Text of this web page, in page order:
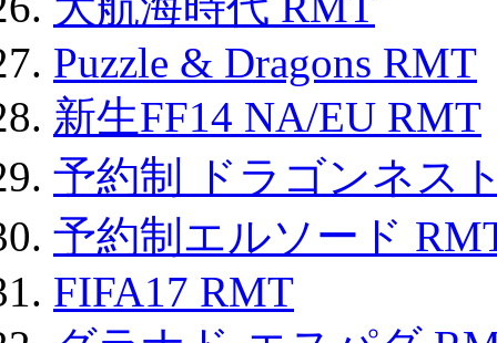
Puzzle & Dragons RMT
新生FF14 NA/EU RMT
予約制 ドラゴンネス
予約制エルソード
FIFA17 RMT